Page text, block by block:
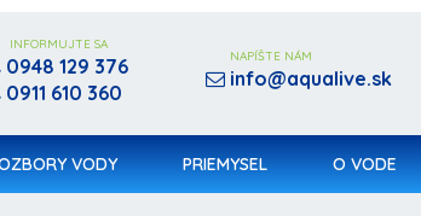
INFORMUJTE SA
0948 129 376
0911 610 360
NAPÍŠTE NÁM
info@aqualive.sk
VODY PRIEMYSEL O VODE